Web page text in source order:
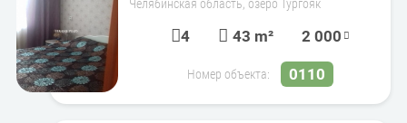
Челябинская область, озеро Тургояк
4 43 m² 2 000
Номер объекта: 0110